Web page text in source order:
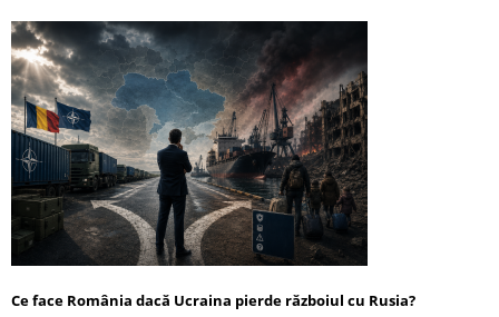
Ce face România dacă Ucraina pierde războiul cu Rusia?